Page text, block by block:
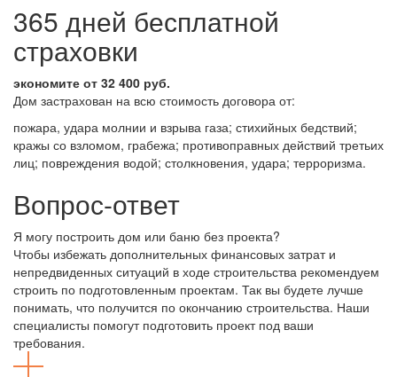
365 дней бесплатной
страховки
экономите от 32 400 руб.
Дом застрахован на всю стоимость договора от:
пожара, удара молнии и взрыва газа; стихийных бедствий;
кражы со взломом, грабежа; противоправных действий третьих
лиц; повреждения водой; столкновения, удара; терроризма.
Вопрос-ответ
Я могу построить дом или баню без проекта?
Чтобы избежать дополнительных финансовых затрат и
непредвиденных ситуаций в ходе строительства рекомендуем
строить по подготовленным проектам. Так вы будете лучше
понимать, что получится по окончанию строительства. Наши
специалисты помогут подготовить проект под ваши
требования.